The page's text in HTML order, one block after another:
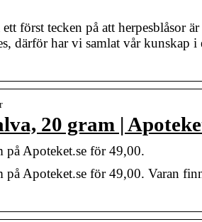
först tecken på att herpesblåsor
därför har vi samlat vår kunskap
20 gram |
på Apoteket.se för 49,00.
på Apoteket.se för 49,00. Varan